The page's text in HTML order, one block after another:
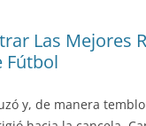
Las Mejores
Fútbol
y, de manera